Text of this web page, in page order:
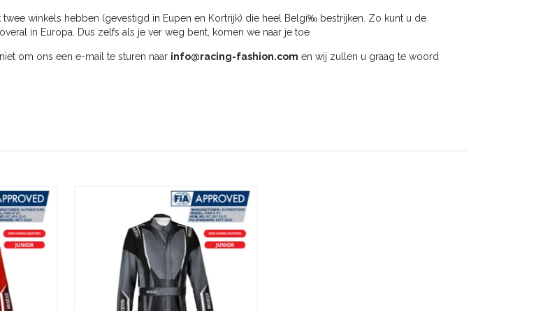
winkels hebben (gevestigd in Eupen en Kortrijk) die heel Belgi‰ bestrijken. Zo kunt u de
in Europa. Dus zelfs als je ver weg bent, komen we naar je toe
om ons een e-mail te sturen naar info@racing-fashion.com en wij zullen u graag te woord